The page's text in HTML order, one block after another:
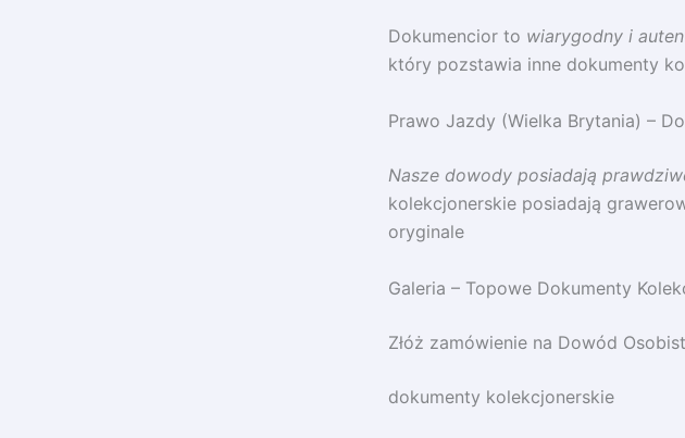
Dokumencior to wiarygodny i
który pozstawia inne dokumenty
Prawo Jazdy (Wielka Brytania) –
Nasze dowody posiadają
kolekcjonerskie posiadają
oryginale
Galeria – Topowe Dokumenty
Złóż zamówienie na Dowód
dokumenty kolekcjonerskie